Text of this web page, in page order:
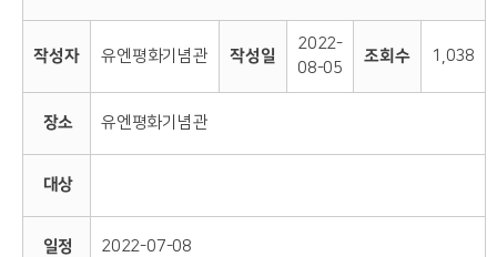
작성자 유엔평화기념관 작성일
2022-
08-05
조회수 1,038
장소 유엔평화기념관
대상
일정 2022-07-08